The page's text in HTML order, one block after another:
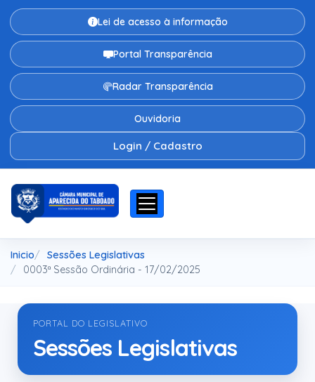
Lei de acesso à informação
Portal Transparência
Radar Transparência
Ouvidoria
Login / Cadastro
Inicio
Sessões Legislativas
0003ª Sessão Ordinária - 17/02/2025
PORTAL DO LEGISLATIVO
Sessões Legislativas